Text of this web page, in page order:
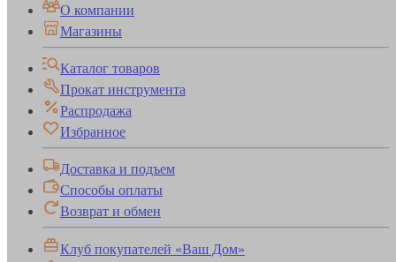
О компании
Магазины
Каталог товаров
Прокат инструмента
Распродажа
Избранное
Доставка и подъем
Способы оплаты
Возврат и обмен
Клуб покупателей «Ваш Дом»